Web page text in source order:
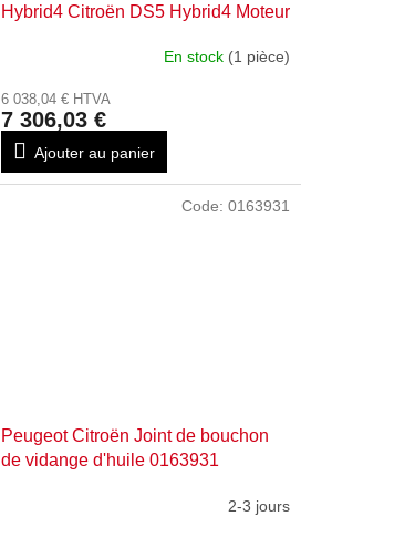
Hybrid4 Citroën DS5 Hybrid4 Moteur
En stock (1 pièce)
6 038,04 € HTVA
7 306,03 €
Ajouter au panier
Peugeot Citroën Joint de bouchon
de vidange d'huile 0163931
2-3 jours
Code: 0163931